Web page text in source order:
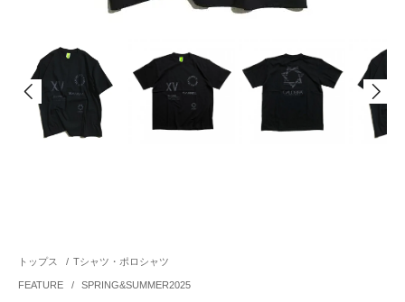
トップス / Tシャツ・ポロシャツ
FEATURE / SPRING&SUMMER2025